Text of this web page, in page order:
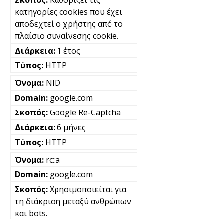
κατηγορίες cookies που έχει
αποδεχτεί ο χρήστης από το
πλαίσιο συναίνεσης cookie.
1 έτος
HTTP
NID
google.com
Google Re-Captcha
6 μήνες
HTTP
rc::a
google.com
Χρησιμοποιείται για
τη διάκριση μεταξύ ανθρώπων
και bots.